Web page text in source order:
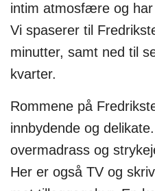
intim atmosfære og
Vi spaserer til
minutter, samt ned til
kvarter.
Rommene på
innbydende og
overmadrass og
Her er også TV og